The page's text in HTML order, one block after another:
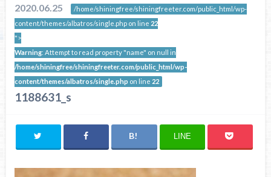
2020.06.25
/home/shiningfree/shiningfreeter.com/public_html/wp-
content/themes/albatros/single.php on line 22
">
Warning: Attempt to read property "name" on null in
/home/shiningfree/shiningfreeter.com/public_html/wp-
content/themes/albatros/single.php on line 22
1188631_s
LINE